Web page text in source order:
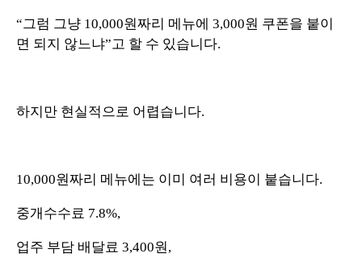
“그럼 그냥 10,000원짜리 메뉴에 3,000원 쿠폰을 붙이
면 되지 않느냐”고 할 수 있습니다.
하지만 현실적으로 어렵습니다.
10,000원짜리 메뉴에는 이미 여러 비용이 붙습니다.
중개수수료 7.8%,
업주 부담 배달료 3,400원,